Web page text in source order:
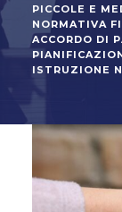
PICCOLE E
NORMATIVA
ACCORDO DI
ISTRUZIONE